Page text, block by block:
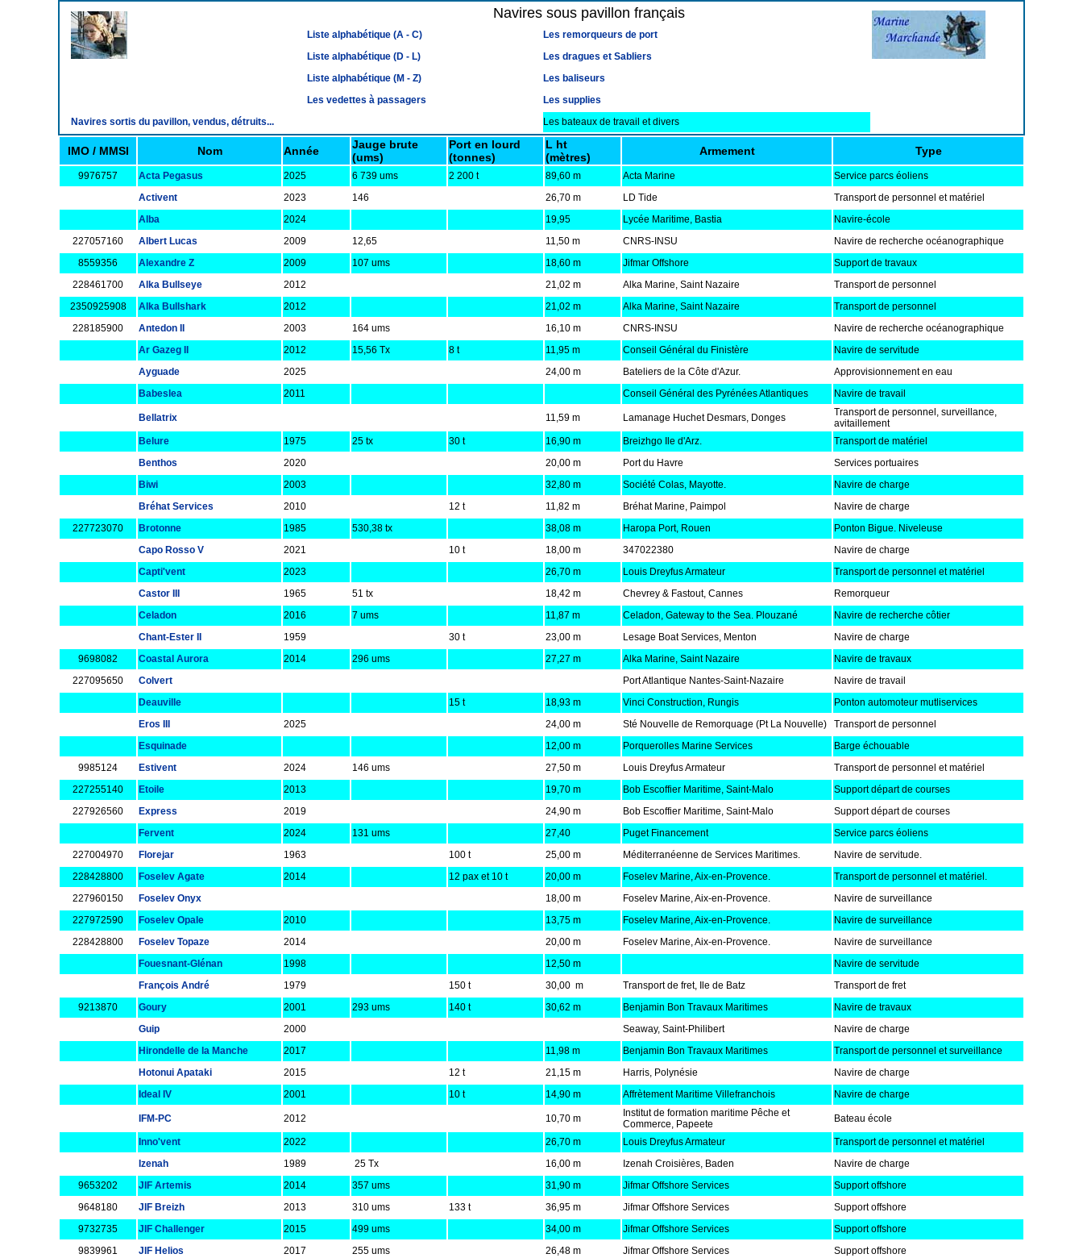
Navires sous pavillon français
Liste alphabétique (A - C)
Les remorqueurs de port
Liste alphabétique (D - L)
Les dragues et Sabliers
Liste alphabétique (M - Z)
Les baliseurs
Les vedettes à passagers
Les supplies
Navires sortis du pavillon, vendus, détruits...
Les bateaux de travail et divers
IMO / MMSI Nom Année
Jauge brute
(ums)
Port en lourd
(tonnes)
L ht
(mètres)
Armement Type
9976757 Acta Pegasus 2025 6 739 ums 2 200 t 89,60 m Acta Marine
Service parcs éoliens
Activent
2023 146 26,70 m LD Tide
Transport de personnel et matériel
Alba
2024 19,95 Lycée Maritime, Bastia
Navire-école
227057160
Albert Lucas 2009 12,65 11,50 m CNRS-INSU
Navire de recherche océanographique
8559356
Alexandre Z 2009 107 ums 18,60 m Jifmar Offshore
Support de travaux
228461700
Alka Bullseye 2012 21,02 m Alka Marine, Saint Nazaire
Transport de personnel
2350925908
Alka Bullshark 2012 21,02 m Alka Marine, Saint Nazaire
Transport de personnel
228185900
Antedon II 2003 164 ums 16,10 m CNRS-INSU
Navire de recherche océanographique
Ar Gazeg II
2012 15,56 Tx 8 t 11,95 m Conseil Général du Finistère
Navire de servitude
Ayguade
2025 24,00 m Bateliers de la Côte d'Azur.
Approvisionnement en eau
Babeslea
2011 Conseil Général des Pyrénées Atlantiques Navire de travail
Bellatrix 11,59 m Lamanage Huchet Desmars, Donges
Transport de personnel, surveillance,
avitaillement
Belure
1975 25 tx 30 t 16,90 m Breizhgo Ile d'Arz.
Transport de matériel
Benthos
2020 20,00 m Port du Havre
Services portuaires
Biwi
2003 32,80 m Société Colas, Mayotte.
Navire de charge
Bréhat Services
2010 12 t 11,82 m Bréhat Marine, Paimpol
Navire de charge
227723070
Brotonne 1985 530,38 tx 38,08 m Haropa Port, Rouen
Ponton Bigue. Niveleuse
Capo Rosso V
2021 10 t 18,00 m 347022380
Navire de charge
Capti'vent
2023 26,70 m Louis Dreyfus Armateur
Transport de personnel et matériel
Castor III
1965 51 tx 18,42 m Chevrey & Fastout, Cannes
Remorqueur
Celadon
2016 7 ums 11,87 m Celadon, Gateway to the Sea. Plouzané
Navire de recherche côtier
Chant-Ester II
1959 30 t 23,00 m Lesage Boat Services, Menton
Navire de charge
9698082
Coastal Aurora 2014 296 ums 27,27 m Alka Marine, Saint Nazaire
Navire de travaux
227095650
Colvert Port Atlantique Nantes-Saint-Nazaire
Navire de travail
Deauville
15 t 18,93 m Vinci Construction, Rungis
Ponton automoteur mutliservices
Eros III
2025 24,00 m Sté Nouvelle de Remorquage (Pt La Nouvelle)
Transport de personnel
Esquinade
12,00 m Porquerolles Marine Services
Barge échouable
9985124
Estivent 2024 146 ums 27,50 m Louis Dreyfus Armateur
Transport de personnel et matériel
227255140
Etoile 2013 19,70 m Bob Escoffier Maritime, Saint-Malo
Support départ de courses
227926560
Express 2019 24,90 m Bob Escoffier Maritime, Saint-Malo
Support départ de courses
Fervent
2024 131 ums 27,40 Puget Financement
Service parcs éoliens
227004970
Florejar 1963 100 t 25,00 m Méditerranéenne de Services Maritimes.
Navire de servitude.
228428800
Foselev Agate 2014 12 pax et 10 t 20,00 m Foselev Marine, Aix-en-Provence.
Transport de personnel et matériel.
227960150
Foselev Onyx 18,00 m Foselev Marine, Aix-en-Provence.
Navire de surveillance
227972590
Foselev Opale 2010 13,75 m Foselev Marine, Aix-en-Provence.
Navire de surveillance
228428800
Foselev Topaze 2014 20,00 m Foselev Marine, Aix-en-Provence.
Navire de surveillance
Fouesnant-Glénan
1998 12,50 m
Navire de servitude
François André
1979 150 t 30,00 m Transport de fret, Ile de Batz
Transport de fret
9213870
Goury 2001 293 ums 140 t 30,62 m Benjamin Bon Travaux Maritimes
Navire de travaux
Guip
2000 Seaway, Saint-Philibert
Navire de charge
Hirondelle de la Manche
2017 11,98 m Benjamin Bon Travaux Maritimes
Transport de personnel et surveillance
Hotonui Apataki
2015 12 t 21,15 m Harris, Polynésie
Navire de charge
Ideal IV
2001 10 t 14,90 m Affrètement Maritime Villefranchois Navire de charge
IFM-PC 2012 10,70 m
Institut de formation maritime Pêche et
Commerce, Papeete
Bateau école
Inno'vent 2022 26,70 m Louis Dreyfus Armateur
Transport de personnel et matériel
Izenah
1989 25 Tx 16,00 m Izenah Croisières, Baden
Navire de charge
9653202
JIF Artemis 2014 357 ums 31,90 m Jifmar Offshore Services
Support offshore
9648180
JIF Breizh 2013 310 ums 133 t 36,95 m Jifmar Offshore Services
Support offshore
9732735
JIF Challenger 2015 499 ums 34,00 m Jifmar Offshore Services
Support offshore
9839961
JIF Helios 2017 255 ums 26,48 m Jifmar Offshore Services
Support offshore